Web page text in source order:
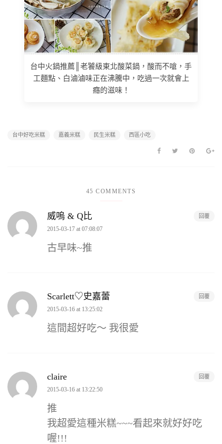
台中火鍋推薦║老饕級東北酸菜鍋，酸而不嗆，手
工麵點、白滷滷味正在沸騰中，吃過一次就會上
癮的滋味！
台中好吃米糕 嘉義米糕 民生米糕 西區小吃
45 COMMENTS
威嗚 & Q比
2015-03-17 at 07:08:07
古早味~推
回覆
Scarlett♡史嘉蕾
2015-03-16 at 13:25:02
這間超好吃～ 我很愛
回覆
claire
2015-03-16 at 13:22:50
推
我超愛這種米糕~~~看起來就好好吃
喔!!!
回覆